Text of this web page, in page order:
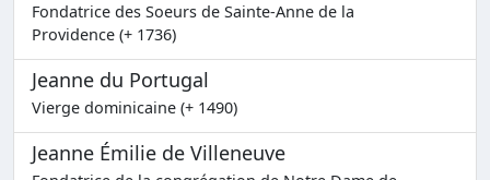
Fondatrice des Soeurs de Sainte-Anne de la
Providence (+ 1736)
Jeanne du Portugal
Vierge dominicaine (+ 1490)
Jeanne Émilie de Villeneuve